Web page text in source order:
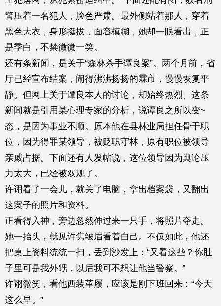
警压着一名犯人，脸色严肃。最外侧站着那人，穿着
黑色大衣，身形挺拔，面容模糊，她却一眼看出，正
是季白，不禁微微一笑。
还有条新闻，是关于“森林杀手谭良案”。两个月前，省
厅已经宣布结案，闹得沸沸扬扬的霖市，慢慢恢复平
静。但网上关于谭良本人的讨论，却始终热烈。这条
新闻就是引用某心理专家的分析，说谭良之所以变~
态，是因为事业不顺。原本他在县林业局担任骨干职
位，因为得罪某领导，被贬职守林，原有职位被领导
亲戚占据。下面还有人发帖说，这位领导因为舆论压
力太大，已经被双规了。
许诩看了一会儿，就关了电脑，拿出档案袋，又翻出
这案子的照片和资料。
正看得入神，旁边忽然伸过来一只手，将照片夺走。
她一抬头，就见许隽皱眉看着自己。不仅如此，他还
把桌上资料统统一扫，丢到沙发上：“又看这些？你肚
子里可是我外甥，以后我可不想让他当警察。”
许诩微笑，看他西装革履，应该是刚下班回来：“今天
这么早。”